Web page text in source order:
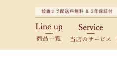
商品一覧